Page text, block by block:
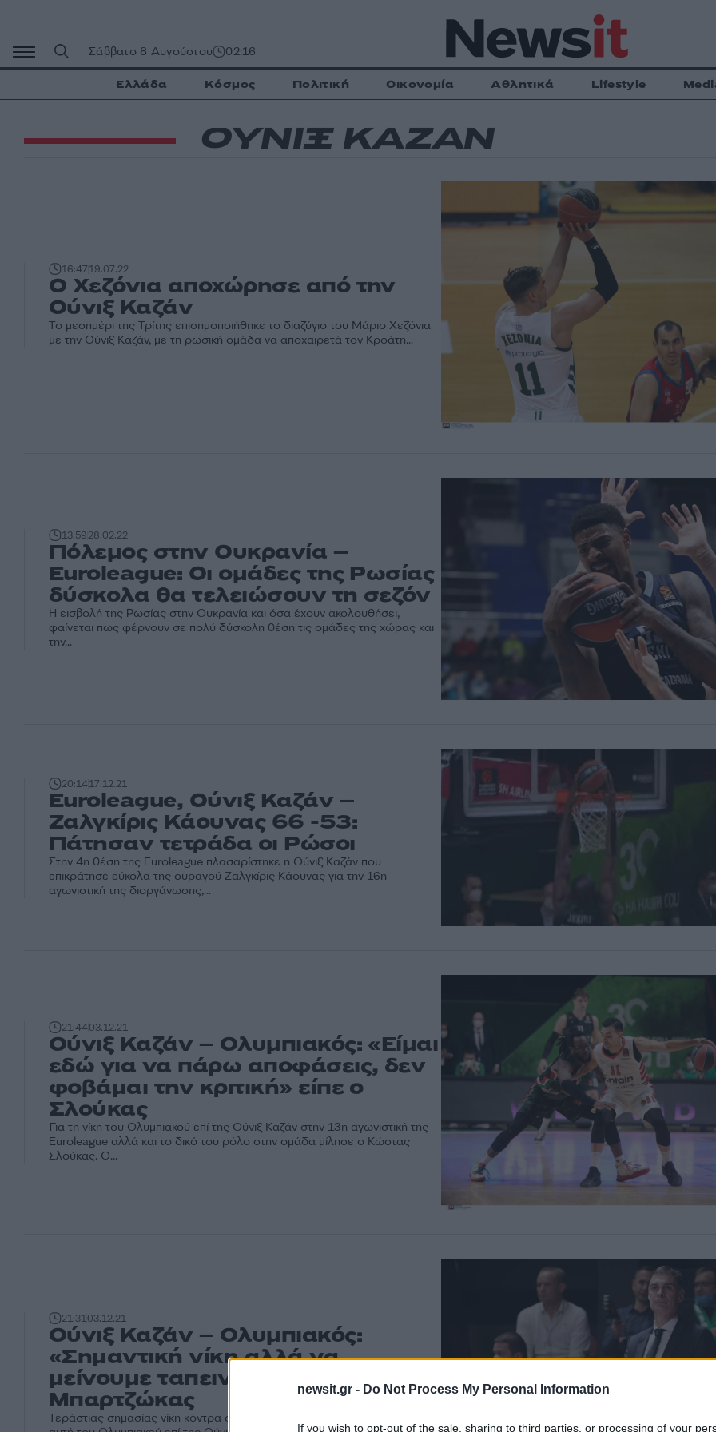
newsit.gr - Do Not Process My Personal Information
If you wish to opt-out of the sale, sharing to third parties, or processing of your
περιεχόμενο
Σάββατο 8 Αυγούστου 02:16
Ελλάδα Κόσμος Πολιτική Οικονομία Αθλητικά Lifestyle
ΟΥΝΙΞ ΚΑΖΑΝ
16:4719.07.22
Ο Χεζόνια αποχώρησε από την
Ούνιξ Καζάν
Το μεσημέρι της Τρίτης επισημοποιήθηκε το διαζύγιο του Μάριο Χεζόνια
με την Ούνιξ Καζάν, με τη ρωσική ομάδα να αποχαιρετά τον Κροάτη...
13:5928.02.22
Πόλεμος στην Ουκρανία –
Euroleague: Οι ομάδες της Ρωσίας
δύσκολα θα τελειώσουν τη σεζόν
Η εισβολή της Ρωσίας στην Ουκρανία και όσα έχουν ακολουθήσει,
φαίνεται πως φέρνουν σε πολύ δύσκολη θέση τις ομάδες της χώρας και
την...
20:1417.12.21
Euroleague, Ούνιξ Καζάν –
Ζαλγκίρις Κάουνας 66 -53:
Πάτησαν τετράδα οι Ρώσοι
Στην 4η θέση της Euroleague πλασαρίστηκε η Ούνιξ Καζάν που
επικράτησε εύκολα της ουραγού Ζαλγκίρις Κάουνας για την 16η
αγωνιστική της διοργάνωσης,...
21:4403.12.21
Ούνιξ Καζάν – Ολυμπιακός: «Είμαι
εδώ για να πάρω αποφάσεις, δεν
φοβάμαι την κριτική» είπε ο
Σλούκας
Για τη νίκη του Ολυμπιακού επί της Ούνιξ Καζάν στην 13η αγωνιστική της
Euroleague αλλά και το δικό του ρόλο στην ομάδα μίλησε ο Κώστας
Σλούκας. Ο...
21:3103.12.21
Ούνιξ Καζάν – Ολυμπιακός:
«Σημαντική νίκη αλλά να
μείνουμε ταπεινοί» είπε ο
Μπαρτζώκας
Τεράστιας σημασίας νίκη κόντρα σε μία ομάδα που είχε μομέντουμ, ήταν